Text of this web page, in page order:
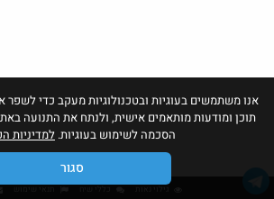
אנו משתמשים בעוגיות ובטכנולוגיות מעקב כדי לשפר
תוכן ומודעות מותאמים אישית, ולנתח את התנועה
הסכמה לשימוש בעוגיות. למדיניות
סגור